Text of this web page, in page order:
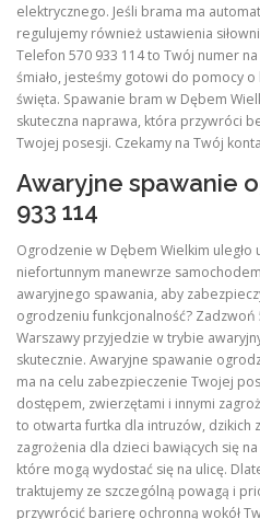
elektrycznego. Jeśli brama ma
regulujemy również ustawienia
Telefon 570 933 114 to Twój numer
śmiało, jesteśmy gotowi do pomocy
święta. Spawanie bram w Dębem
skuteczna naprawa, która przywróci
Twojej posesji. Czekamy na Twój
Awaryjne spawanie
933 114
Ogrodzenie w Dębem Wielkim uległo
niefortunnym manewrze
awaryjnego spawania, aby
ogrodzeniu funkcjonalność? Zadzwoń
Warszawy przyjedzie w trybie
skutecznie. Awaryjne spawanie
ma na celu zabezpieczenie Twojej
dostępem, zwierzętami i innymi
to otwarta furtka dla intruzów, dzikich
zagrożenia dla dzieci bawiących się
które mogą wydostać się na ulicę.
traktujemy ze szczególną powagą i
przywrócić barierę ochronną wokół